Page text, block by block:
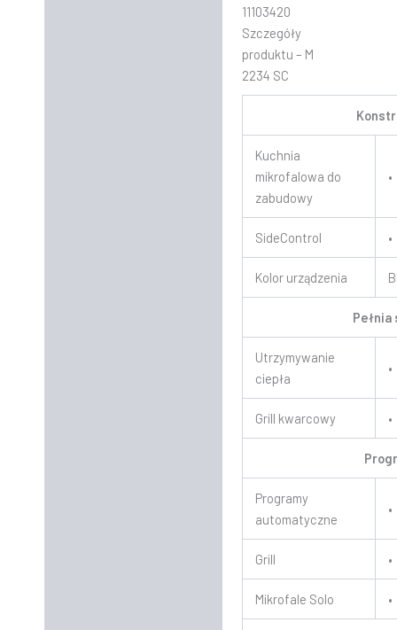
11103420
Szczegóły
produktu – M
2234 SC
Kuchnia
mikrofalowa do
zabudowy
•
SideControl •
Kolor urządzenia
Pełnia
Utrzymywanie
ciepła
•
Grill kwarcowy •
Programy
automatyczne
•
Grill •
Mikrofale Solo •